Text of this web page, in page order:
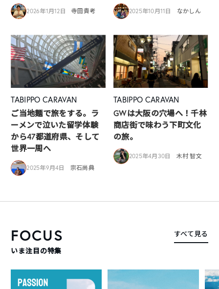
2026年1月12日 寺田貴考 2025年10月11日 なかしん
TABIPPO CARAVAN
ご当地麺で旅をする。ラ
ーメンで泣いた留学体験
から47都道府県、そして
世界一周へ
2025年9月4日 宗石尚典
TABIPPO CARAVAN
GWは大阪の穴場へ！千林
商店街で味わう下町文化
の旅。
2025年4月30日 木村 智文
FOCUS
いま注目の特集
すべて見る